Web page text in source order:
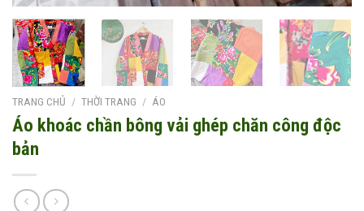
TRANG CHỦ / THỜI TRANG / ÁO
Áo khoác chần bông vải ghép chăn công độc
bản